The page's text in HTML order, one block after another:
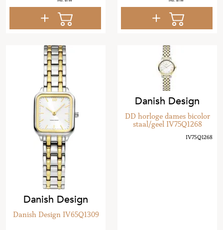
Danish Design
Danish Design IV65Q1309
Danish Design
DD horloge dames bicolor
staal/geel IV75Q1268